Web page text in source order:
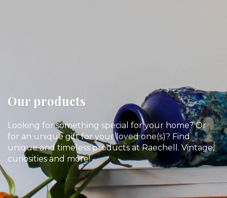
Our products
Looking for something special for your home? Or
for an unique gift for your loved one(s)? Find
unique and timeless products at Raechell. Vintage,
curiosities and more!